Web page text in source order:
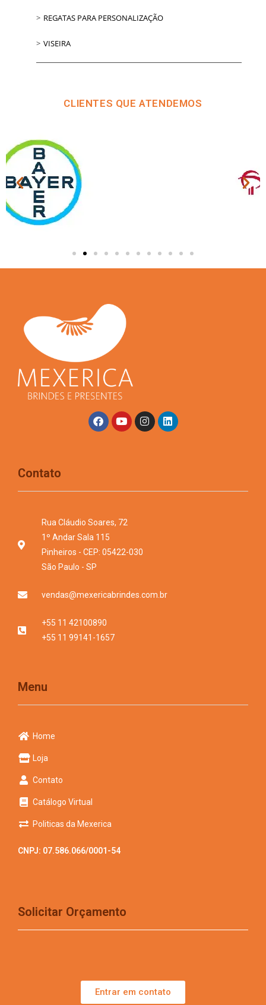
REGATAS PARA PERSONALIZAÇÃO
VISEIRA
CLIENTES QUE ATENDEMOS
Contato
Rua Cláudio Soares, 72
1º Andar Sala 115
Pinheiros - CEP: 05422-030
São Paulo - SP
vendas@mexericabrindes.com.br
+55 11 42100890
+55 11 99141-1657
Menu
Home
Loja
Contato
Catálogo Virtual
Politicas da Mexerica
CNPJ: 07.586.066/0001-54
Solicitar Orçamento
Entrar em contato